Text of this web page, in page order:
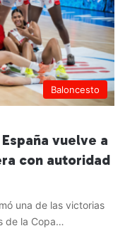
Baloncesto
vuelve a
con autoridad
una de las victorias
de la Copa…